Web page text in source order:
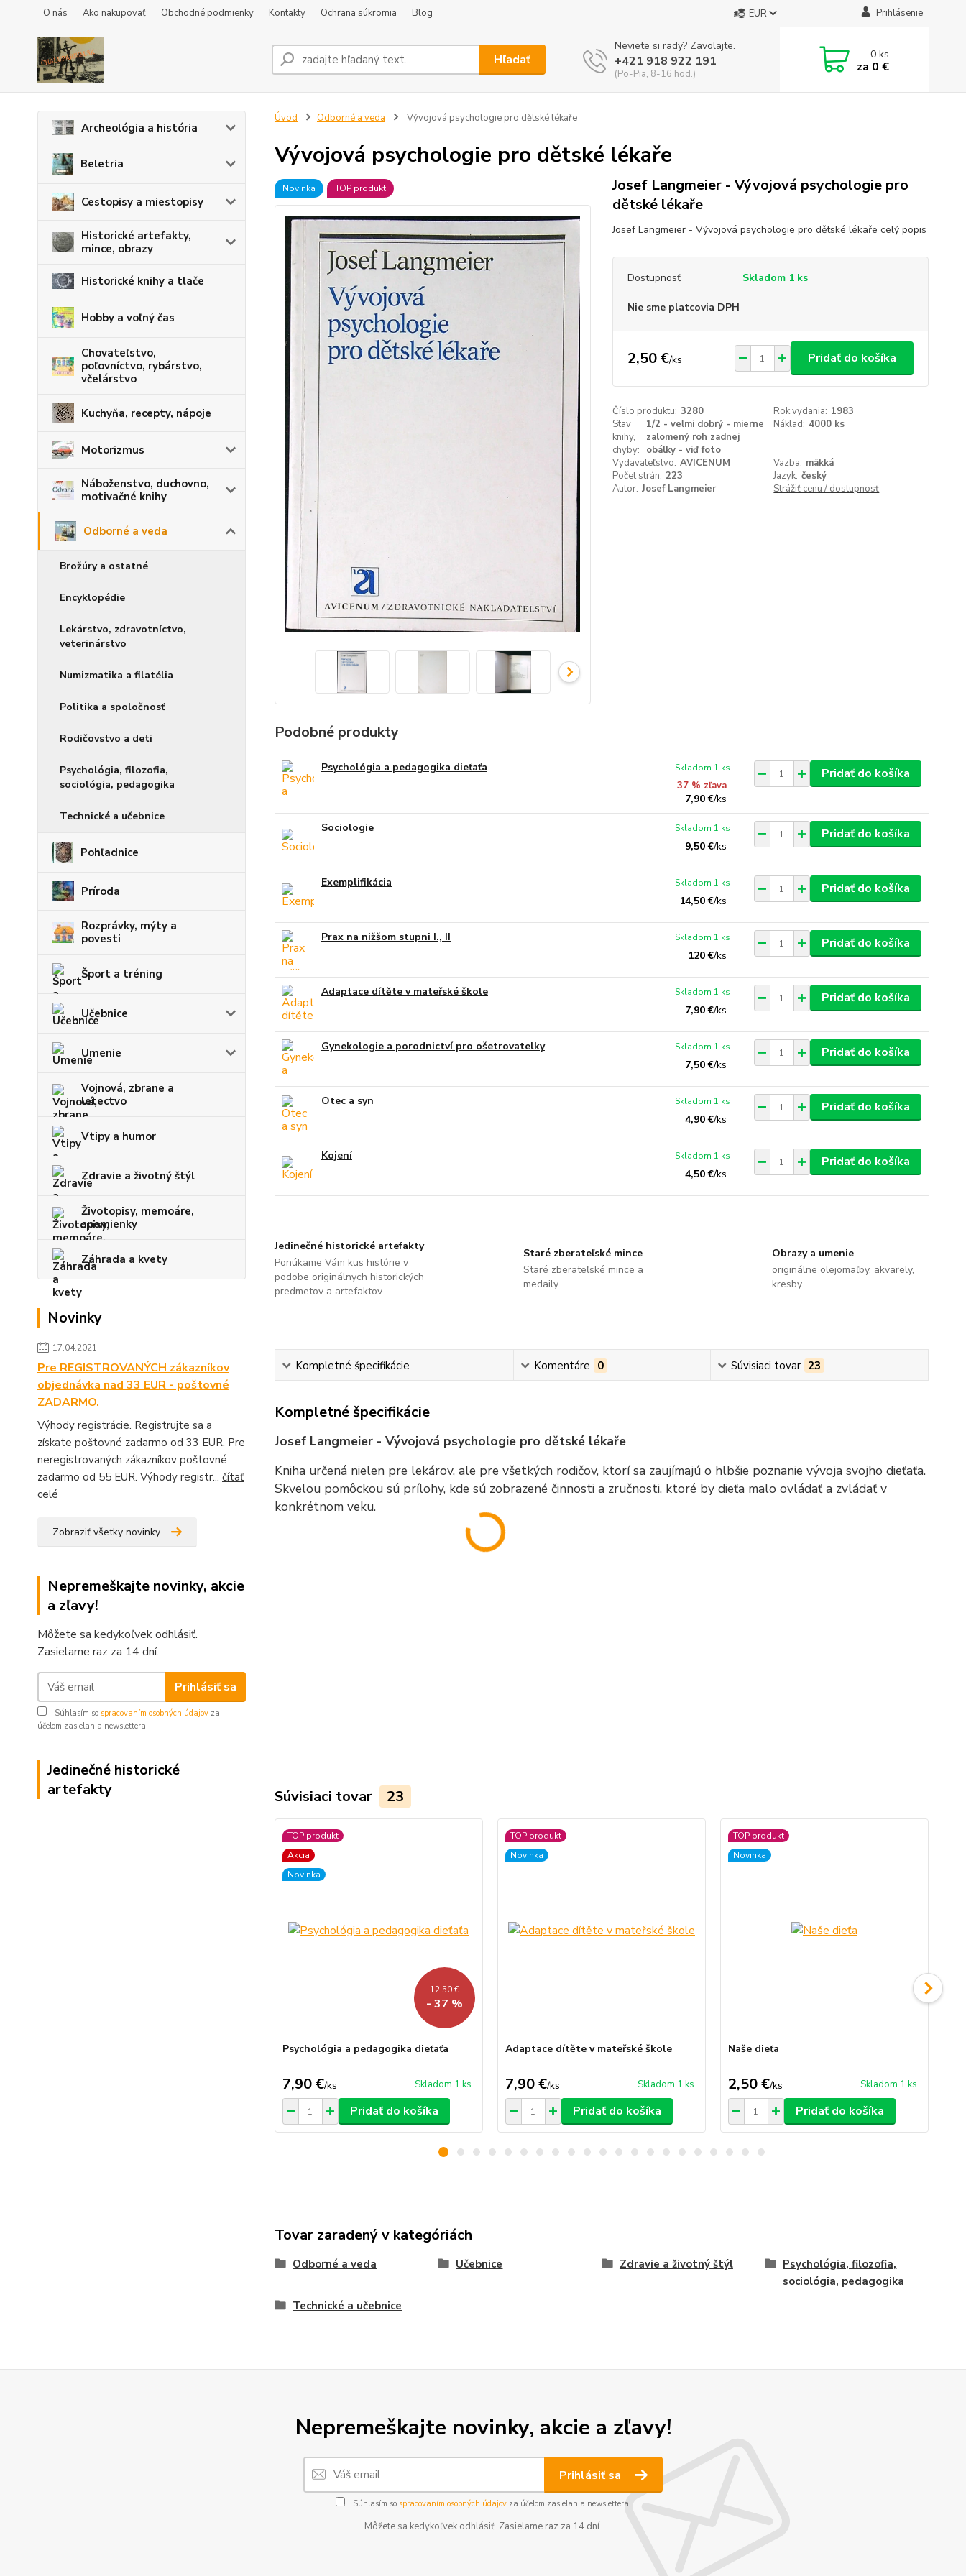
O nás Ako nakupovať Obchodné podmienky Kontakty Ochrana súkromia Blog EUR Prihlásenie
Hľadať
Neviete si rady? Zavolajte.
+421 918 922 191
(Po-Pia, 8-16 hod.)
0ks
za 0 €
Archeológia a história
Beletria
Cestopisy a miestopisy
Historické artefakty,
mince, obrazy
Historické knihy a tlače
Hobby a voľný čas
Chovateľstvo,
poľovníctvo, rybárstvo,
včelárstvo
Kuchyňa, recepty, nápoje
Motorizmus
Náboženstvo, duchovno,
motivačné knihy
Odborné a veda
Brožúry a ostatné
Encyklopédie
Lekárstvo, zdravotníctvo,
veterinárstvo
Numizmatika a filatélia
Politika a spoločnosť
Rodičovstvo a deti
Psychológia, filozofia,
sociológia, pedagogika
Technické a učebnice
Pohľadnice
Príroda
Rozprávky, mýty a
povesti
Šport a tréning
Učebnice
Umenie
Vojnová, zbrane a
letectvo
Vtipy a humor
Zdravie a životný štýl
Životopisy, memoáre,
spomienky
Záhrada a kvety
Novinky
17.04.2021
Pre REGISTROVANÝCH zákazníkov
objednávka nad 33 EUR - poštovné
ZADARMO.
Výhody registrácie. Registrujte sa a
získate poštovné zadarmo od 33 EUR. Pre
neregistrovaných zákazníkov poštovné
zadarmo od 55 EUR. Výhody registr... čítať
celé
Zobraziť všetky novinky
Nepremeškajte novinky, akcie
a zľavy!
Môžete sa kedykoľvek odhlásiť.
Zasielame raz za 14 dní.
Prihlásiť sa
Súhlasím so spracovaním osobných údajov za
účelom zasielania newslettera.
Jedinečné historické
artefakty
Úvod Odborné a veda Vývojová psychologie pro dětské lékaře
Vývojová psychologie pro dětské lékaře
Novinka TOP produkt
Josef Langmeier - Vývojová psychologie pro
dětské lékaře
Josef Langmeier - Vývojová psychologie pro dětské lékaře celý popis
Dostupnosť Skladom 1 ks
Nie sme platcovia DPH
2,50 €/ks Pridať do košíka
Číslo produktu: 3280 Rok vydania: 1983
Stav
knihy,
chyby:
1/2 - veľmi dobrý - mierne
zalomený roh zadnej
obálky - viď foto
Náklad: 4000 ks
Vydavateľstvo: AVICENUM Väzba: mäkká
Počet strán: 223 Jazyk: český
Autor: Josef Langmeier Strážiť cenu / dostupnosť
Podobné produkty
Psychológia a pedagogika dieťaťa
37 % zľava
7,90 €/ks
Skladom 1 ks Pridať do košíka
Sociologie
9,50 €/ks
Skladom 1 ks Pridať do košíka
Exemplifikácia
14,50 €/ks
Skladom 1 ks Pridať do košíka
Prax na nižšom stupni I., II
120 €/ks
Skladom 1 ks Pridať do košíka
Adaptace dítěte v mateřské škole
7,90 €/ks
Skladom 1 ks Pridať do košíka
Gynekologie a porodnictví pro ošetrovatelky
7,50 €/ks
Skladom 1 ks Pridať do košíka
Otec a syn
4,90 €/ks
Skladom 1 ks Pridať do košíka
Kojení
4,50 €/ks
Skladom 1 ks Pridať do košíka
Jedinečné historické artefakty
Ponúkame Vám kus histórie v
podobe originálnych historických
predmetov a artefaktov
Staré zberateľské mince
Staré zberateľské mince a
medaily
Obrazy a umenie
originálne olejomaľby, akvarely,
kresby
Kompletné špecifikácie Komentáre 0 Súvisiaci tovar 23
Kompletné špecifikácie
Josef Langmeier - Vývojová psychologie pro dětské lékaře
Kniha určená nielen pre lekárov, ale pre všetkých rodičov, ktorí sa zaujímajú o hlbšie poznanie vývoja svojho dieťaťa.
Skvelou pomôckou sú prílohy, kde sú zobrazené činnosti a zručnosti, ktoré by dieťa malo ovládať a zvládať v
konkrétnom veku.
Súvisiaci tovar 23
TOP produkt
Akcia
Novinka
12,50 €
- 37 %
Psychológia a pedagogika dieťaťa
7,90 €/ks Skladom 1 ks
Pridať do košíka
TOP produkt
Novinka
Adaptace dítěte v mateřské škole
7,90 €/ks Skladom 1 ks
Pridať do košíka
TOP produkt
Novinka
Naše dieťa
2,50 €/ks Skladom 1 ks
Pridať do košíka
Tovar zaradený v kategóriách
Odborné a veda Učebnice Zdravie a životný štýl
Psychológia, filozofia,
sociológia, pedagogika
Technické a učebnice
Nepremeškajte novinky, akcie a zľavy!
Prihlásiť sa
Súhlasím so spracovaním osobných údajovza účelom zasielania newslettera.
Môžete sa kedykoľvek odhlásiť. Zasielame raz za 14 dní.